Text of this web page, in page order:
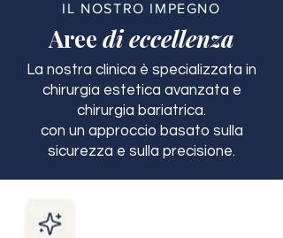
IL NOSTRO IMPEGNO
Aree di eccellenza
La nostra clinica è specializzata in
chirurgia estetica avanzata e
chirurgia bariatrica.
con un approccio basato sulla
sicurezza e sulla precisione.